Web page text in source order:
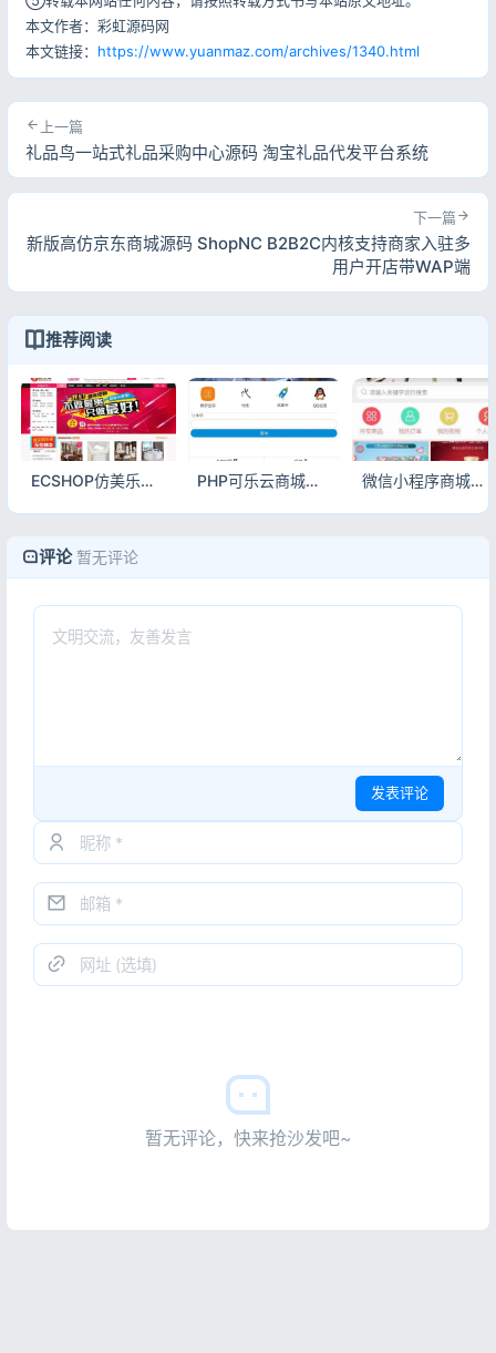
本文作者：彩虹源码网
本文链接： https://www.yuanmaz.com/archives/1340.html
上一篇
礼品鸟一站式礼品采购中心源码 淘宝礼品代发平台系统
下一篇
新版高仿京东商城源码 ShopNC B2B2C内核支持商家入驻多
用户开店带WAP端
推荐阅读
ECSHOP仿美乐乐商城模板第二版 家居建材商城源码带微信拍卖手机版晒单整站数据 PHP可乐云商城源码 手机微商城系统完整源码 微信小程序商城源码 开源版附搭建安装教程ThinkPHP5.1
评论 暂无评论
发表评论
暂无评论，快来抢沙发吧~